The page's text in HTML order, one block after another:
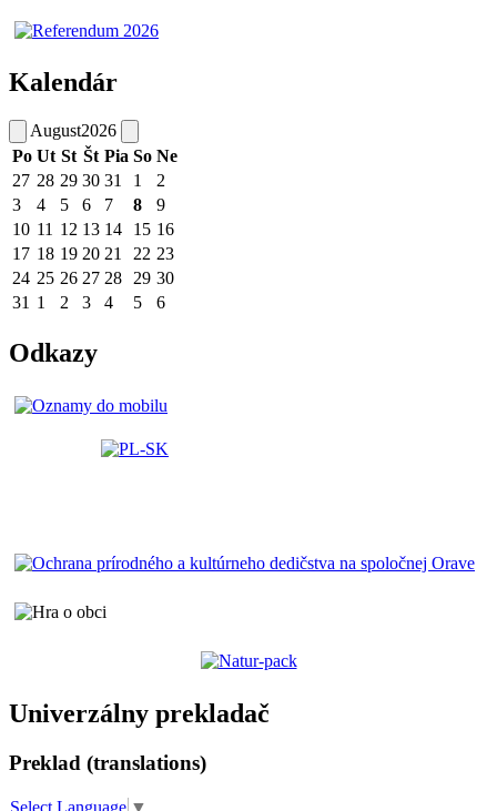
Kalendár
August2026
Po Ut St Št Pia So Ne
27 28 29 30 31 1
2
3
4 5 6 7 8
9
10 11 12 13 14 15 16
17 18 19 20 21 22 23
24 25 26 27 28 29 30
31 1 2 3 4 5 6
Odkazy
Univerzálny prekladač
Preklad (translations)
Select Language ▼